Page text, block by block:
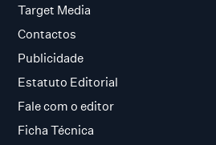
Target Media
Contactos
Publicidade
Estatuto Editorial
Fale com o editor
Ficha Técnica